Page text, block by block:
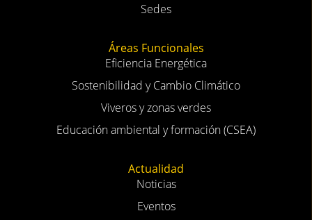
Sedes
Áreas Funcionales
Eficiencia Energética
Sostenibilidad y Cambio Climático
Viveros y zonas verdes
Educación ambiental y formación (CSEA)
Actualidad
Noticias
Eventos